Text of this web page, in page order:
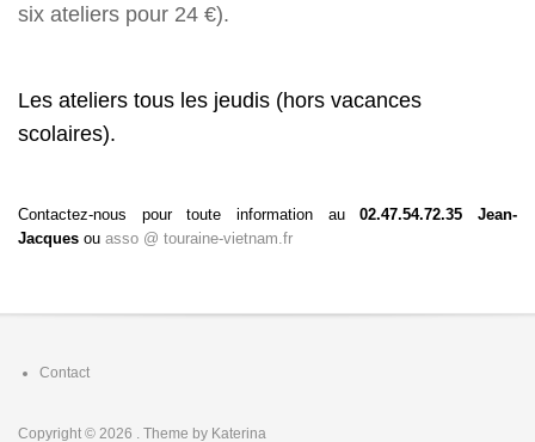
six ateliers pour 24 €).
Les ateliers tous les jeudis (hors vacances
scolaires).
Contactez-nous pour toute information au02.47.54.72.35 Jean-
Jacques ou asso @ touraine-vietnam.fr
Footer
Contact
Copyright © 2026 . Theme by Katerina